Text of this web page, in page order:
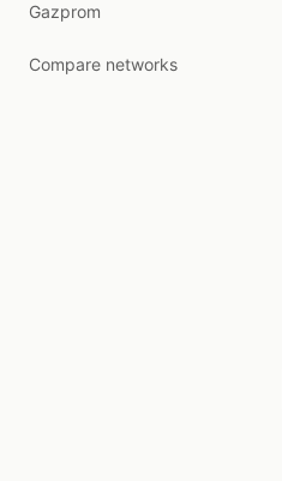
Gazprom
Compare networks